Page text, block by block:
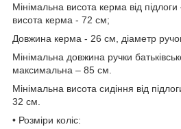
Мінімальна висота керма від
висота керма - 72 см;
Довжина керма - 26 см, діаметр
Мінімальна довжина ручки
максимальна – 85 см.
Мінімальна висота сидіння від
32 см.
• Розміри коліс: